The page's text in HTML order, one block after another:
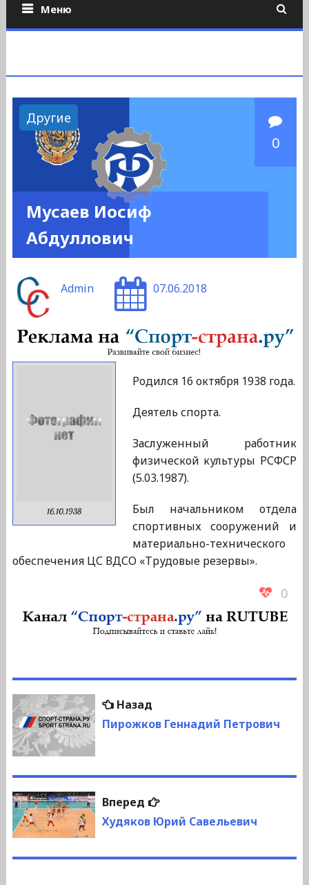
Меню
Другие
0
Мусаев Иосиф
Абдуллович
Admin 07.06.2018
16.10.1938
Родился 16 октября 1938 года.
Деятель спорта.
Заслуженный работник
физической культуры РСФСР
(5.03.1987).
Был начальником отдела
спортивных сооружений и
материально-технического
обеспечения ЦС ВДСО «Трудовые резервы».
0
Навигация
по
записям
НазадПредыдущая
запись:
Пирожков Геннадий Петрович
Вперед
Следующая
запись:
Худяков Юрий Савельевич